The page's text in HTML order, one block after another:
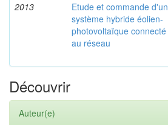
2013
Etude et commande d'un
système hybride éolien-
photovoltaïque connecté
au réseau
Découvrir
Auteur(e)